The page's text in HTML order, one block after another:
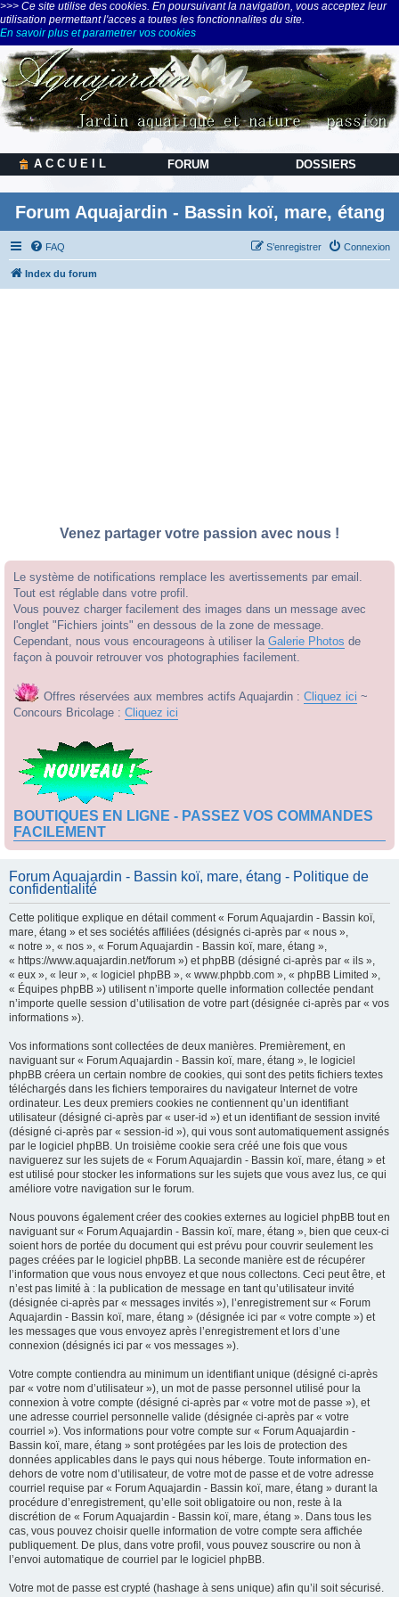
>>> Ce site utilise des cookies. En poursuivant la navigation, vous acceptez leur
utilisation permettant l'acces a toutes les fonctionnalites du site.
En savoir plus et parametrer vos cookies
A C C U E I L FORUM DOSSIERS
Forum Aquajardin - Bassin koï, mare, étang
FAQ Connexion
S’enregistrer
Index du forum
Venez partager votre passion avec nous !
Le système de notifications remplace les avertissements par email.
Tout est réglable dans votre profil.
Vous pouvez charger facilement des images dans un message avec
l'onglet "Fichiers joints" en dessous de la zone de message.
Cependant, nous vous encourageons à utiliser la Galerie Photos de
façon à pouvoir retrouver vos photographies facilement.
Offres réservées aux membres actifs Aquajardin : Cliquez ici ~
Concours Bricolage : Cliquez ici
BOUTIQUES EN LIGNE - PASSEZ VOS COMMANDES
FACILEMENT
Forum Aquajardin - Bassin koï, mare, étang - Politique de
confidentialité
Cette politique explique en détail comment « Forum Aquajardin - Bassin koï,
mare, étang » et ses sociétés affiliées (désignés ci-après par « nous »,
« notre », « nos », « Forum Aquajardin - Bassin koï, mare, étang »,
« https://www.aquajardin.net/forum ») et phpBB (désigné ci-après par « ils »,
« eux », « leur », « logiciel phpBB », « www.phpbb.com », « phpBB Limited »,
« Équipes phpBB ») utilisent n’importe quelle information collectée pendant
n’importe quelle session d’utilisation de votre part (désignée ci-après par « vos
informations »).
Vos informations sont collectées de deux manières. Premièrement, en
naviguant sur « Forum Aquajardin - Bassin koï, mare, étang », le logiciel
phpBB créera un certain nombre de cookies, qui sont des petits fichiers textes
téléchargés dans les fichiers temporaires du navigateur Internet de votre
ordinateur. Les deux premiers cookies ne contiennent qu’un identifiant
utilisateur (désigné ci-après par « user-id ») et un identifiant de session invité
(désigné ci-après par « session-id »), qui vous sont automatiquement assignés
par le logiciel phpBB. Un troisième cookie sera créé une fois que vous
naviguerez sur les sujets de « Forum Aquajardin - Bassin koï, mare, étang » et
est utilisé pour stocker les informations sur les sujets que vous avez lus, ce qui
améliore votre navigation sur le forum.
Nous pouvons également créer des cookies externes au logiciel phpBB tout en
naviguant sur « Forum Aquajardin - Bassin koï, mare, étang », bien que ceux-ci
soient hors de portée du document qui est prévu pour couvrir seulement les
pages créées par le logiciel phpBB. La seconde manière est de récupérer
l’information que vous nous envoyez et que nous collectons. Ceci peut être, et
n’est pas limité à : la publication de message en tant qu’utilisateur invité
(désignée ci-après par « messages invités »), l’enregistrement sur « Forum
Aquajardin - Bassin koï, mare, étang » (désignée ici par « votre compte ») et
les messages que vous envoyez après l’enregistrement et lors d’une
connexion (désignés ici par « vos messages »).
Votre compte contiendra au minimum un identifiant unique (désigné ci-après
par « votre nom d’utilisateur »), un mot de passe personnel utilisé pour la
connexion à votre compte (désigné ci-après par « votre mot de passe »), et
une adresse courriel personnelle valide (désignée ci-après par « votre
courriel »). Vos informations pour votre compte sur « Forum Aquajardin -
Bassin koï, mare, étang » sont protégées par les lois de protection des
données applicables dans le pays qui nous héberge. Toute information en-
dehors de votre nom d’utilisateur, de votre mot de passe et de votre adresse
courriel requise par « Forum Aquajardin - Bassin koï, mare, étang » durant la
procédure d’enregistrement, qu’elle soit obligatoire ou non, reste à la
discrétion de « Forum Aquajardin - Bassin koï, mare, étang ». Dans tous les
cas, vous pouvez choisir quelle information de votre compte sera affichée
publiquement. De plus, dans votre profil, vous pouvez souscrire ou non à
l’envoi automatique de courriel par le logiciel phpBB.
Votre mot de passe est crypté (hashage à sens unique) afin qu’il soit sécurisé.